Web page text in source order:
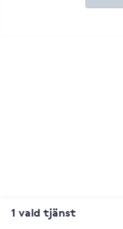
1 vald tjänst